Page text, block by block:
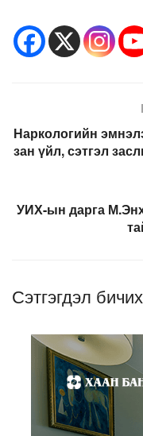
Наркологийн
зан үйл, сэтгэл
УИХ-ын дарга
Сэтгэгдэл бичих